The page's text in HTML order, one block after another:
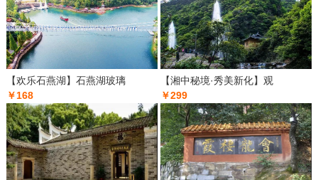
【欢乐石燕湖】石燕湖玻璃
￥168
【湘中秘境·秀美新化】观
￥299